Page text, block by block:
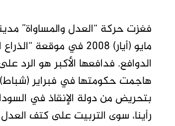
مايو (أيار) 2008 في
الدوافع. فدافعها الأكبر هو الرد
هاجمت حكومتها في فبراير
بتحريض من دولة الإنقاذ في
رأينا، سوى التربيت على كتف العدل